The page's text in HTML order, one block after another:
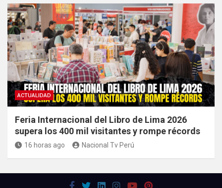
ACTUALIDAD
Feria Internacional del Libro de Lima 2026
supera los 400 mil visitantes y rompe récords
16 horas ago Nacional Tv Perú